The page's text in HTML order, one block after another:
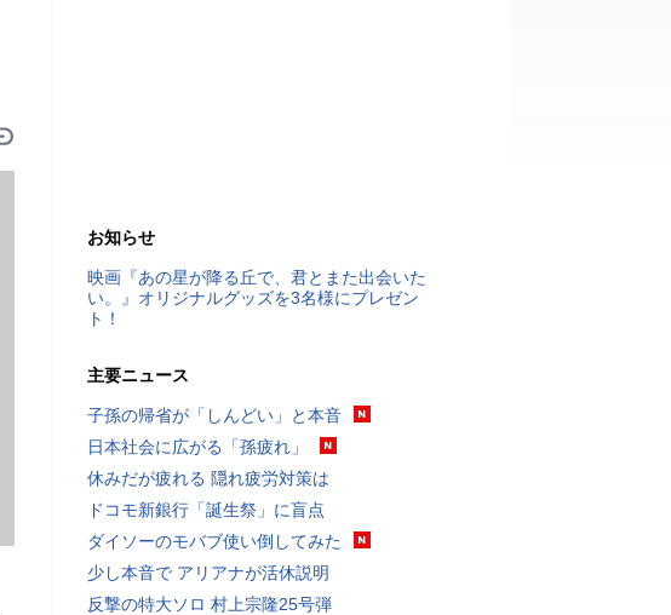
お知らせ
映画『あの星が降る丘で、君とまた出会いた
い。』オリジナルグッズを3名様にプレゼン
ト！
主要ニュース
子孫の帰省が「しんどい」と本音
日本社会に広がる「孫疲れ」
休みだが疲れる 隠れ疲労対策は
ドコモ新銀行「誕生祭」に盲点
ダイソーのモバブ使い倒してみた
少し本音で アリアナが活休説明
反撃の特大ソロ 村上宗隆25号弾